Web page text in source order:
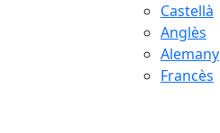
Castellà
Anglès
Alemany
Francès